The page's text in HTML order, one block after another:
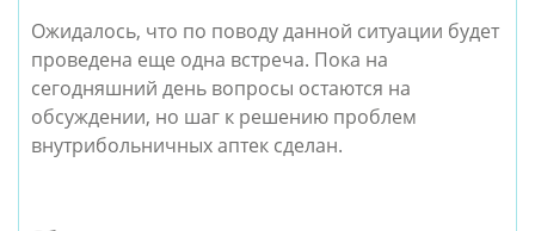
Ожидалось, что по поводу данной ситуации будет
проведена еще одна встреча. Пока на
сегодняшний день вопросы остаются на
обсуждении, но шаг к решению проблем
внутрибольничных аптек сделан.